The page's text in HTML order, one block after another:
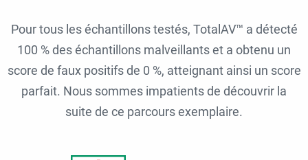
Pour tous les échantillons testés, TotalAV™ a détecté
100 % des échantillons malveillants et a obtenu un
score de faux positifs de 0 %, atteignant ainsi un score
parfait. Nous sommes impatients de découvrir la
suite de ce parcours exemplaire.